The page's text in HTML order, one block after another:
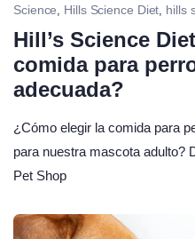
Science Hills Science Diet hills
Hill’s Science
comida para
adecuada?
¿Cómo elegir la comida para
para nuestra mascota adulto?
Pet Shop